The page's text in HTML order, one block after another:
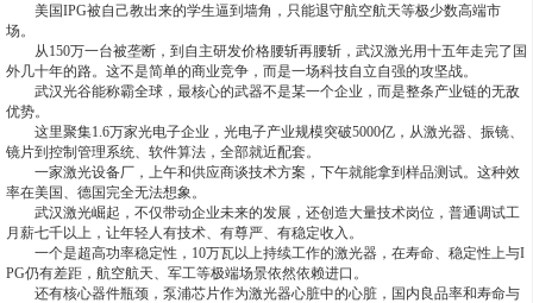
美国IPG被自己教出来的学生逼到墙角，只能退守航空航天等极少数高端市
场。
从150万一台被垄断，到自主研发价格腰斩再腰斩，武汉激光用十五年走完了国
外几十年的路。这不是简单的商业竞争，而是一场科技自立自强的攻坚战。
武汉光谷能称霸全球，最核心的武器不是某一个企业，而是整条产业链的无敌
优势。
这里聚集1.6万家光电子企业，光电子产业规模突破5000亿，从激光器、振镜、
镜片到控制管理系统、软件算法，全部就近配套。
一家激光设备厂，上午和供应商谈技术方案，下午就能拿到样品测试。这种效
率在美国、德国完全无法想象。
武汉激光崛起，不仅带动企业未来的发展，还创造大量技术岗位，普通调试工
月薪七千以上，让年轻人有技术、有尊严、有稳定收入。
一个是超高功率稳定性，10万瓦以上持续工作的激光器，在寿命、稳定性上与I
PG仍有差距，航空航天、军工等极端场景依然依赖进口。
还有核心器件瓶颈，泵浦芯片作为激光器心脏中的心脏，国内良品率和寿命与